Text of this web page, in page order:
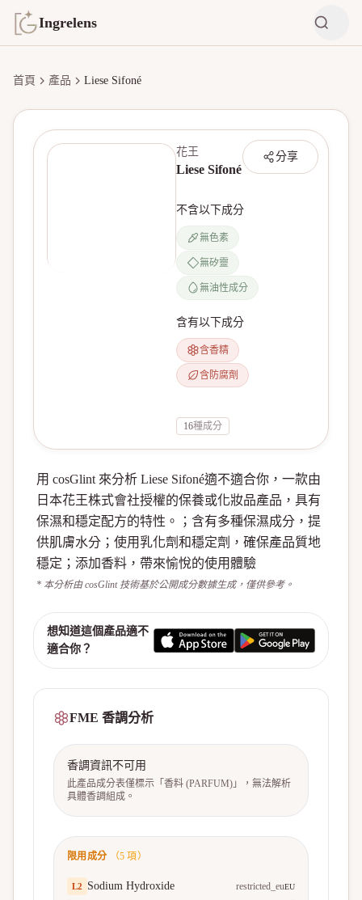
Ingrelens
首頁 產品 Liese Sifoné
分享
花王
Liese Sifoné
不含以下成分
無色素
無矽靈
無油性成分
含有以下成分
含香精
含防腐劑
16種成分
用 cosGlint 來分析 Liese Sifoné適不適合你，一款由
日本花王株式會社授權的保養或化妝品產品，具有
保濕和穩定配方的特性。；含有多種保濕成分，提
供肌膚水分；使用乳化劑和穩定劑，確保產品質地
穩定；添加香料，帶來愉悅的使用體驗
* 本分析由 cosGlint 技術基於公開成分數據生成，僅供參考。
想知道這個產品適不
適合你？
FME 香調分析
香調資訊不可用
此產品成分表僅標示「香料 (PARFUM)」，無法解析
具體香調組成。
限用成分 （5 項）
L2 Sodium Hydroxide restricted_euEU